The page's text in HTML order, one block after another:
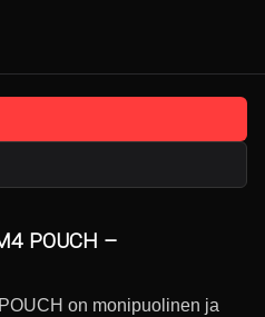
POUCH –
on monipuolinen ja